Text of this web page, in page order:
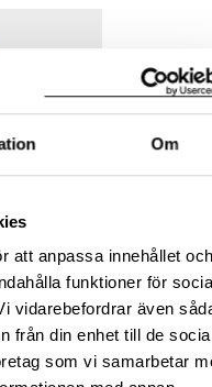
Om
att anpassa innehållet och
funktioner för
vidarebefordrar även
från din enhet till de
som vi samarbetar